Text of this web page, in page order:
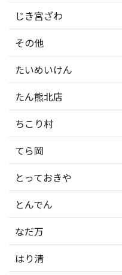
じき宮ざわ
その他
たいめいけん
たん熊北店
ちこり村
てら岡
とっておきや
とんでん
なだ万
はり清